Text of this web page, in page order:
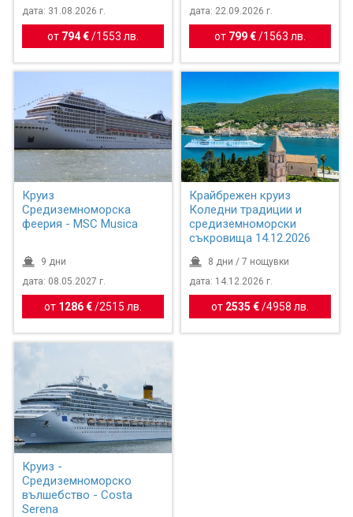
дата: 31.08.2026 г.
от 794 € / 1553 лв.
дата: 22.09.2026 г.
от 799 €/ 1563 лв.
Круиз
Средиземноморска
феерия - MSC Musica
9 дни
дата: 08.05.2027 г.
от 1286 € /2515 лв.
Крайбрежен круиз
Коледни традиции и
средиземноморски
съкровища 14.12.2026
8 дни / 7 нощувки
дата: 14.12.2026 г.
от 2535 €/4958 лв.
Круиз -
Средиземноморско
вълшебство - Costa
Serena